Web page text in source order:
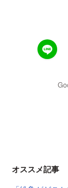
オススメ記事